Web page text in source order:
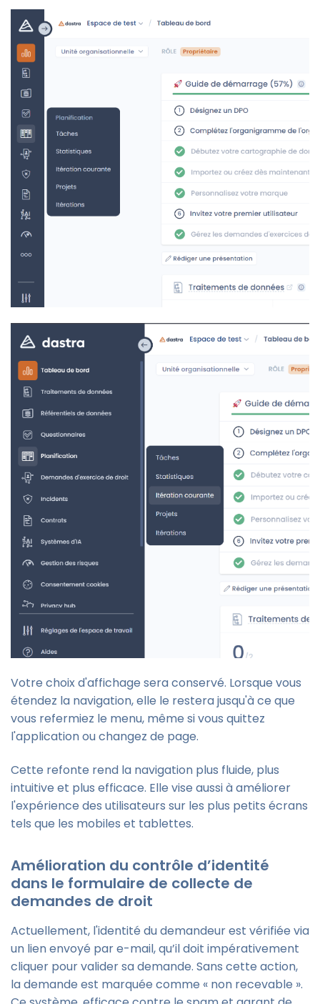
Votre choix d'affichage sera conservé. Lorsque vous
étendez la navigation, elle le restera jusqu'à ce que
vous refermiez le menu, même si vous quittez
l'application ou changez de page.
Cette refonte rend la navigation plus fluide, plus
intuitive et plus efficace. Elle vise aussi à améliorer
l'expérience des utilisateurs sur les plus petits écrans
tels que les mobiles et tablettes.
Amélioration du contrôle d’identité
dans le formulaire de collecte de
demandes de droit
Actuellement, l'identité du demandeur est vérifiée via
un lien envoyé par e-mail, qu’il doit impérativement
cliquer pour valider sa demande. Sans cette action,
la demande est marquée comme « non recevable ».